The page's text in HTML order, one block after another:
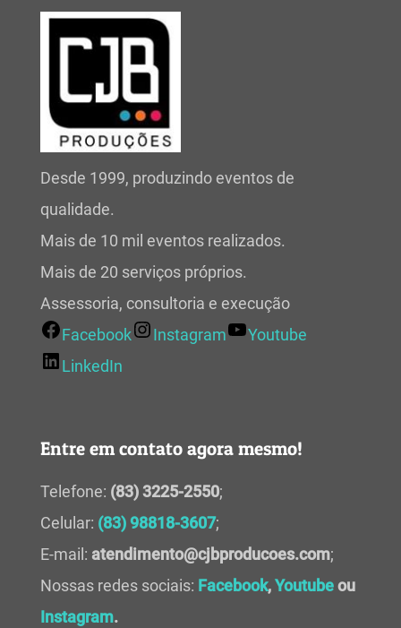
Desde 1999, produzindo eventos de
qualidade.
Mais de 10 mil eventos realizados.
Mais de 20 serviços próprios.
Assessoria, consultoria e execução
Facebook
Instagram
Youtube
LinkedIn
Entre em contato agora mesmo!
Telefone: (83) 3225-2550;
Celular: (83) 98818-3607;
E-mail: atendimento@cjbproducoes.com;
Nossas redes sociais: Facebook,Youtubeou
Instagram.